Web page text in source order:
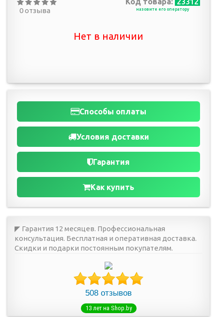
0 отзыва назовите его оператору
Нет в наличии
Способы оплаты
Условия доставки
Гарантия
Как купить
◤ Гарантия 12 месяцев. Профессиональная
консультация. Бесплатная и оперативная доставка.
Скидки и подарки постоянным покупателям.
508 отзывов
13 лет на Shop.by